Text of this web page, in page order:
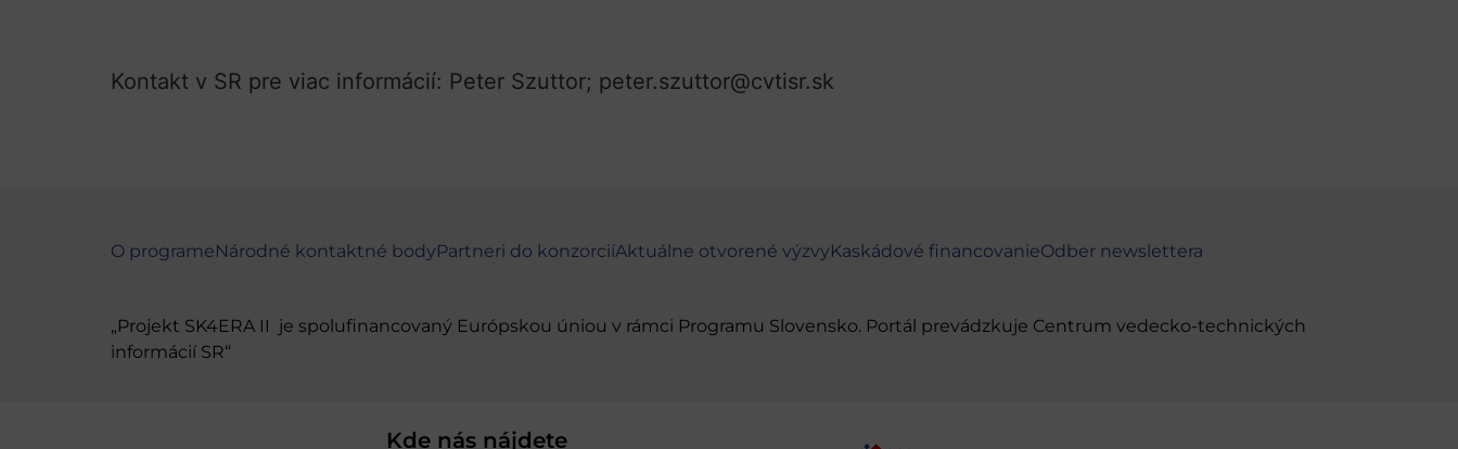
Kontakt v SR pre viac informácií: Peter Szuttor; peter.szuttor@cvtisr.sk
O programeNárodné kontaktné bodyPartneri do konzorciíAktuálne otvorené výzvyKaskádové financovanieOdber newslettera
„Projekt SK4ERA II je spolufinancovaný Európskou úniou v rámci Programu Slovensko. Portál prevádzkuje Centrum vedecko-technických
informácií SR“
Kde nás nájdete